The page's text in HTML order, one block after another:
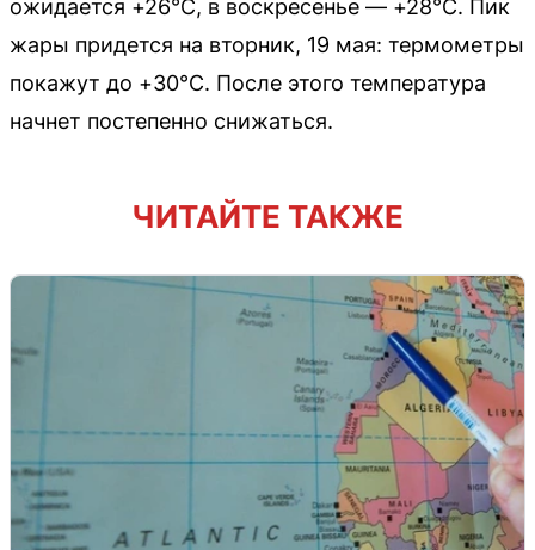
ожидается +26°С, в воскресенье — +28°С. Пик
жары придется на вторник, 19 мая: термометры
покажут до +30°С. После этого температура
начнет постепенно снижаться.
ЧИТАЙТЕ ТАКЖЕ